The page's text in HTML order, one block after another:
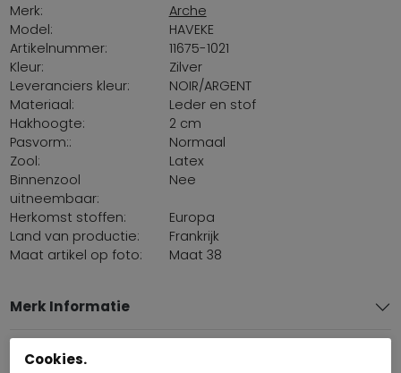
Merk:
Arche
Model:
HAVEKE
Artikelnummer:
11675-1021
Kleur:
Zilver
Leveranciers kleur:
NOIR/ARGENT
Materiaal:
Leder en stof
Hakhoogte:
2 cm
Pasvorm::
Normaal
Zool:
Latex
Binnenzool
uitneembaar:
Nee
Herkomst stoffen:
Europa
Land van productie:
Frankrijk
Maat artikel op foto:
Maat 38
Merk Informatie
Verzend informatie
Cookies.